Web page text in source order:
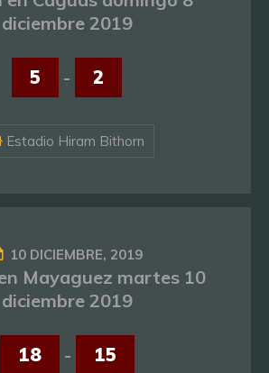
diciembre 2019
5 - 2
Estadio Hiram Bithorn
10 DICIEMBRE, 2019
Mayaguez martes 10
diciembre 2019
18 - 15